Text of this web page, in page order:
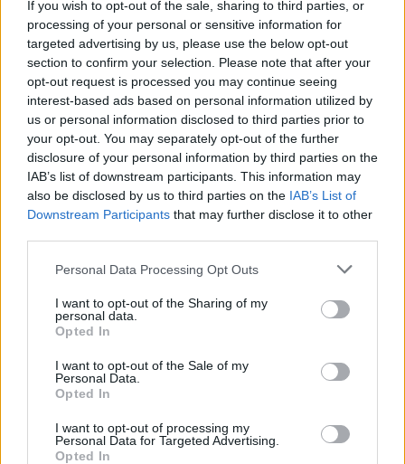
If you wish to opt-out of the sale, sharing to third parties, or
processing of your personal or sensitive information for
targeted advertising by us, please use the below opt-out
section to confirm your selection. Please note that after your
opt-out request is processed you may continue seeing
interest-based ads based on personal information utilized by
us or personal information disclosed to third parties prior to
your opt-out. You may separately opt-out of the further
disclosure of your personal information by third parties on the
IAB’s list of downstream participants. This information may
also be disclosed by us to third parties on the IAB’s List of
Downstream Participants that may further disclose it to other
Personal Data Processing Opt Outs
I want to opt-out of the Sharing of my
personal data.
Opted In
I want to opt-out of the Sale of my
Personal Data.
Opted In
I want to opt-out of processing my
Personal Data for Targeted Advertising.
Opted In
«Και στο τέλος της ημέρας,είμαστε σε
ανταγωνισμό με άλλες ομάδες.
«Και αν είμαστε
αποπροσανατολισμένοι ή δεν
είμαστε συγκεντρωμένοι στα σωστά
πράγματα, θα χάσουμε από τον
ανταγωνισμό.»